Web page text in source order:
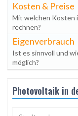
Kosten & Preise
Mit welchen Kosten
rechnen?
Eigenverbrauch
Ist es sinnvoll und
möglich?
Photovoltaik in